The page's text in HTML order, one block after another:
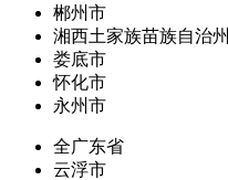
郴州市
湘西土家族苗族自治州
娄底市
怀化市
永州市
全广东省
云浮市